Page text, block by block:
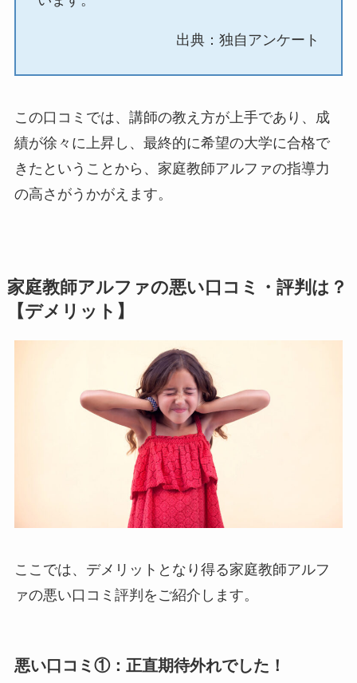
出典：独自アンケート
この口コミでは、講師の教え方が上手であり、成
績が徐々に上昇し、最終的に希望の大学に合格で
きたということから、家庭教師アルファの指導力
の高さがうかがえます。
家庭教師アルファの悪い口コミ・評判は？
【デメリット】
ここでは、デメリットとなり得る家庭教師アルフ
ァの悪い口コミ評判をご紹介します。
悪い口コミ①：正直期待外れでした！